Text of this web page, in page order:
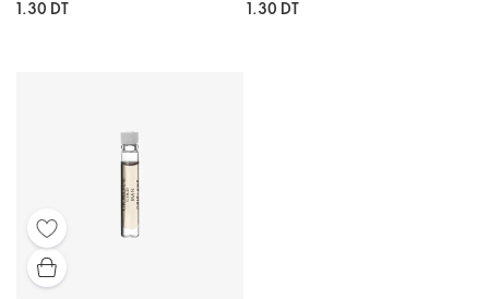
1.30 DT
1.30 DT